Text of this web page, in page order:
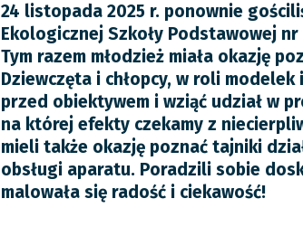
24 listopada 2025 r. ponownie
Ekologicznej Szkoły Podstawowej
Tym razem młodzież miała okazję
Dziewczęta i chłopcy, w roli
przed obiektywem i wziąć udział w
na której efekty czekamy z
mieli także okazję poznać tajniki
obsługi aparatu. Poradzili sobie
malowała się radość i ciekawość!